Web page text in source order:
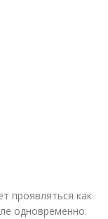
проявляться как
одновременно.